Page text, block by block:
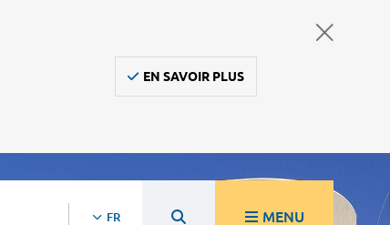
EN SAVOIR PLUS
FR MENU